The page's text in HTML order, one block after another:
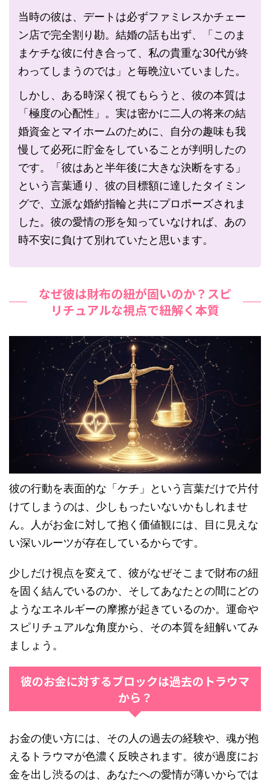
当時の彼は、デートは必ずファミレスかチェー
ン店で完全割り勘。結婚の話も出ず、「このま
まケチな彼に付き合って、私の貴重な30代が終
わってしまうのでは」と毎晩泣いていました。
しかし、ある時深く視てもらうと、彼の本質は
「極度の心配性」。実は密かに二人の将来の結
婚資金とマイホームのために、自分の趣味も我
慢して必死に貯金をしていることが判明したの
です。「彼はあと半年後に大きな決断をする」
という言葉通り、彼の目標額に達したタイミン
グで、立派な婚約指輪と共にプロポーズされま
した。彼の愛情の形を知っていなければ、あの
時不安に負けて別れていたと思います。
なぜ彼は財布の紐が固いのか？スピ
リチュアルな視点で紐解く本質
彼の行動を表面的な「ケチ」という言葉だけで片付
けてしまうのは、少しもったいないかもしれませ
ん。人がお金に対して抱く価値観には、目に見えな
い深いルーツが存在しているからです。
少しだけ視点を変えて、彼がなぜそこまで財布の紐
を固く結んでいるのか、そしてあなたとの間にどの
ようなエネルギーの摩擦が起きているのか。運命や
スピリチュアルな角度から、その本質を紐解いてみ
ましょう。
彼のお金に対するブロックは過去のトラウマ
から？
お金の使い方には、その人の過去の経験や、魂が抱
えるトラウマが色濃く反映されます。彼が過度にお
金を出し渋るのは、あなたへの愛情が薄いからでは